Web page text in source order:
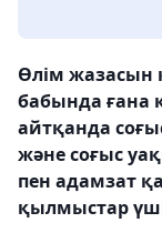
Өлім жазасын
бабында ғана
айтқанда
және соғыс
пен адамзат
қылмыстар